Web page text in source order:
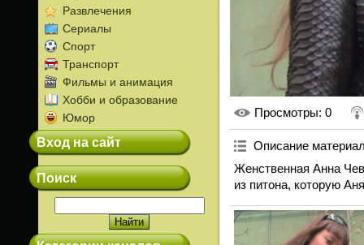
Развлечения
Сериалы
Спорт
Транспорт
Фильмы и анимация
Хобби и образование
Юмор
Вход на сайт
Поиск
Просмотры: 0
Описание
Женственная Анна
из питона, которую